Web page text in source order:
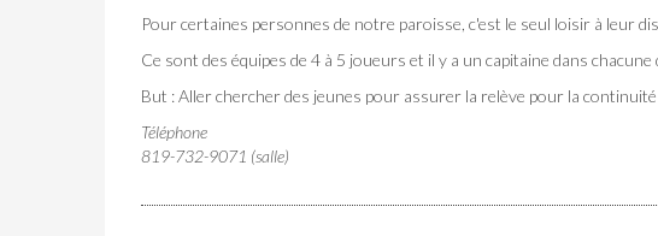
Pour certaines personnes de notre paroisse, c'est le seul loisir à leur
Ce sont des équipes de 4 à 5 joueurs et il y a un capitaine dans chacune
But : Aller chercher des jeunes pour assurer la relève pour la
Téléphone
819-732-9071 (salle)